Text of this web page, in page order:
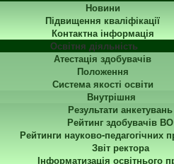
Новини
Підвищення кваліфікації
Контактна інформація
Освітня діяльність
Атестація здобувачів
Положення
Система якості освіти
Внутрішня
Результати анкетувань
Рейтинг здобувачів ВО
Рейтинги науково-педагогічних
Звіт ректора
Інформатизація освітнього